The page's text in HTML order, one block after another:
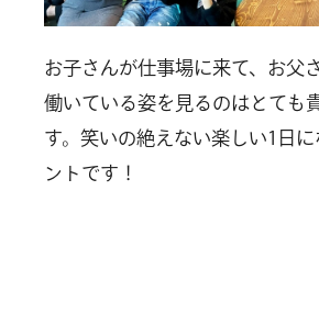
お子さんが仕事場に来て、お父
働いている姿を見るのはとても
す。笑いの絶えない楽しい1日
ントです！